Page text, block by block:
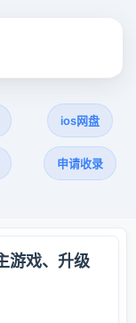
ios网盘
申请收录
游戏、升级